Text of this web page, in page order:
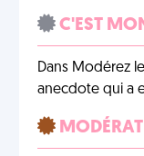
C'EST
Dans Modérez
anecdote qui a